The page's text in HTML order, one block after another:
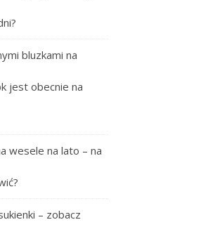
bluzkami na
jest obecnie na
wesele na lato – na
– zobacz